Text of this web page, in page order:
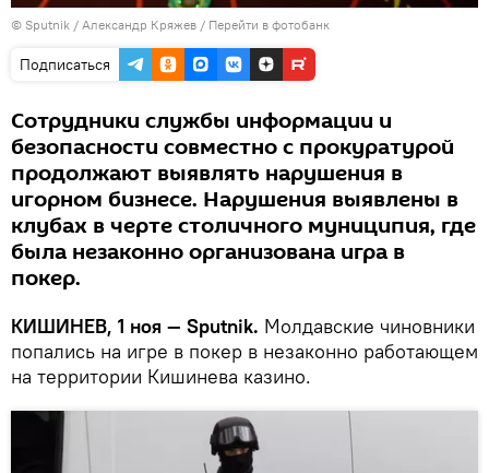
© Sputnik / Александр Кряжев / Перейти в фотобанк
Подписаться
Сотрудники службы информации и
безопасности совместно с прокуратурой
продолжают выявлять нарушения в
игорном бизнесе. Нарушения выявлены в
клубах в черте столичного муниципия, где
была незаконно организована игра в
покер.
КИШИНЕВ, 1 ноя — Sputnik. Молдавские чиновники
попались на игре в покер в незаконно работающем
на территории Кишинева казино.